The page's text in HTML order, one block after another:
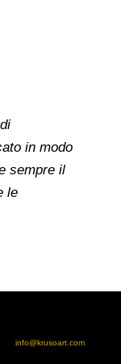
in modo
sempre il
le
info@krusoart.com